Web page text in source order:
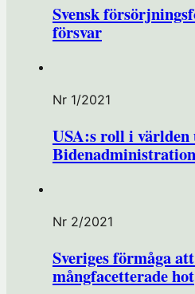
Svensk
försvar
Nr 1/2021
USA:s roll i världen
Nr 2/2021
Sveriges förmåga
mångfacetterade hot